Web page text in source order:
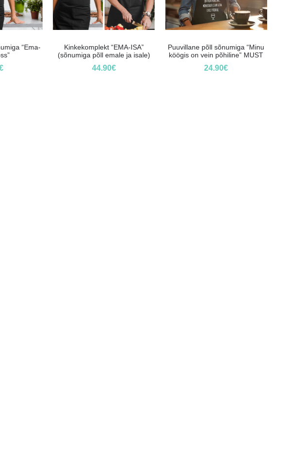
“Ema-
Kinkekomplekt “EMA-ISA”
(sõnumiga põll emale ja isale)
44.90€
Puuvillane põll sõnumiga “Minu
köögis on vein põhiline” MUST
24.90€